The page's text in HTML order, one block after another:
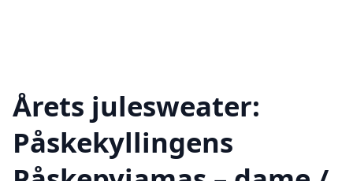
Årets julesweater:
Påskekyllingens